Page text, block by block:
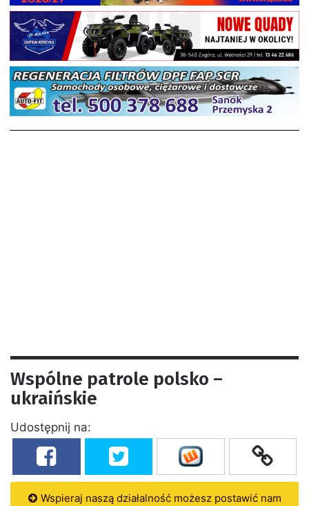
Wspólne patrole polsko –
ukraińskie
Udostępnij na:
Wspieraj naszą działalność możesz postawić nam